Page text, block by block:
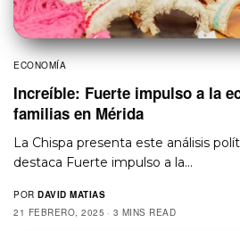
ECONOMÍA
Increíble: Fuerte impulso a la
familias en Mérida
La Chispa presenta este análisis
destaca Fuerte impulso a la…
POR DAVID MATIAS
21 FEBRERO, 2025
3 MINS READ